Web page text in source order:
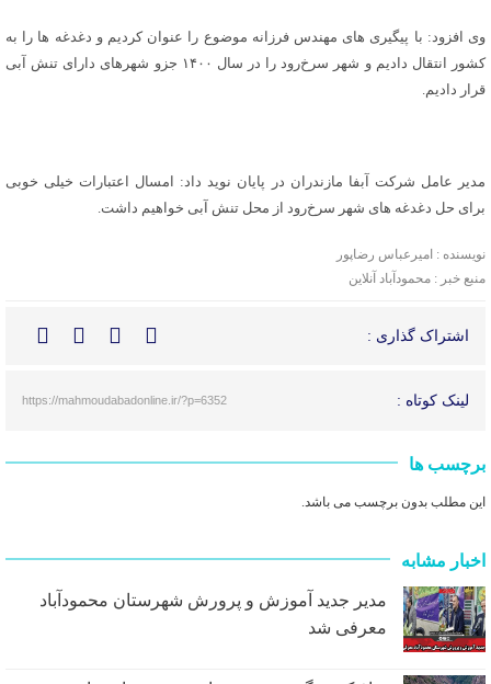
وی افزود: با پیگیری های مهندس فرزانه موضوع را عنوان کردیم و دغدغه ها را به
کشور انتقال دادیم و شهر سرخ‌رود را در سال ۱۴۰۰ جزو شهرهای دارای تنش آبی
قرار دادیم.
مدیر عامل شرکت آبفا مازندران در پایان نوید داد: امسال اعتبارات خیلی خوبی
برای حل دغدغه های شهر سرخ‌رود از محل تنش آبی خواهیم داشت.
نویسنده : امیرعباس رضاپور
منبع خبر : محمودآباد آنلاین
اشتراک گذاری :
لینک کوتاه : https://mahmoudabadonline.ir/?p=6352
برچسب ها
این مطلب بدون برچسب می باشد.
اخبار مشابه
مدیر جدید آموزش و پرورش شهرستان محمودآباد
معرفی شد